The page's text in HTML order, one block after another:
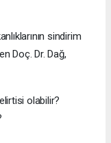
sindirim
Doç. Dr. Dağ,
olabilir?